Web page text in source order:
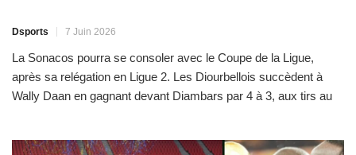
Dsports 7 Juin 2026
La Sonacos pourra se consoler avec le Coupe de la Ligue,
après sa relégation en Ligue 2. Les Diourbellois succèdent à
Wally Daan en gagnant devant Diambars par 4 à 3, aux tirs au